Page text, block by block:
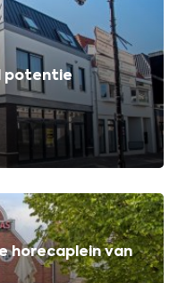
potentie
horecaplein van